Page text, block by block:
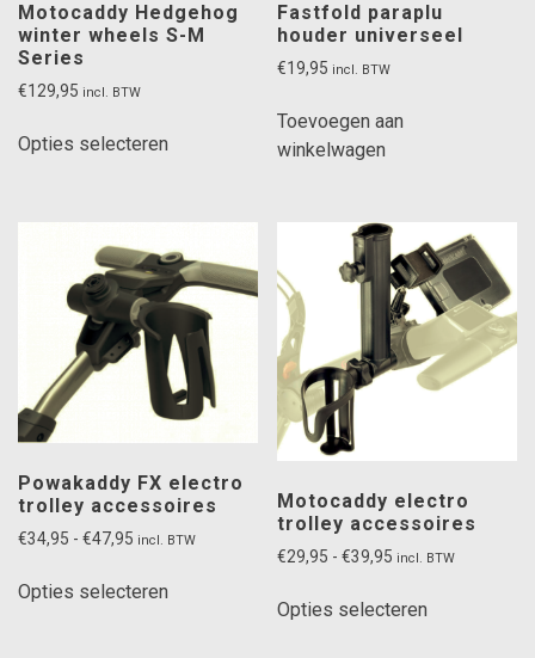
Motocaddy Hedgehog
winter wheels S-M
Series
€129,95 incl. BTW
Opties selecteren
Deze
optie
gekozen
worden
op
Fastfold paraplu
houder universeel
€19,95 incl. BTW
Toevoegen aan
winkelwagen
Powakaddy FX electro
trolley accessoires
€34,95 - €47,95 Prijsklasse:
tot
incl. BTW
Opties selecteren
Motocaddy electro
trolley accessoires
€29,95 - €39,95 Prijsklasse:
tot
incl. BTW
Opties selecteren